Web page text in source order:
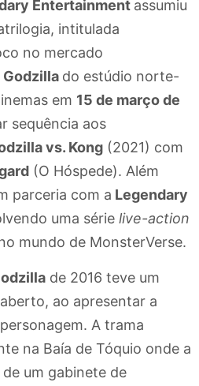
Entertainment assumiu
intitulada
no mercado
Godzilla do estúdio norte-
em 15 de março de
sequência aos
vs. Kong (2021) com
(O Hóspede). Além
parceria com a Legendary
uma série live-action
mundo de MonsterVerse.
de 2016 teve um
ao apresentar a
A trama
na Baía de Tóquio onde a
um gabinete de